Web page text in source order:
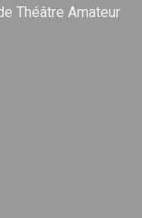
Théâtre Amateur